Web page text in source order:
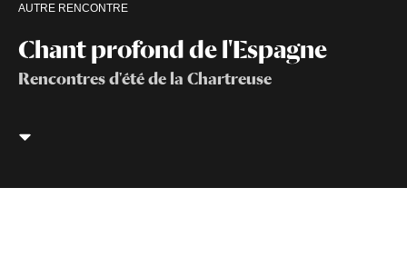
Chant profond de l'Espagne
Rencontres d'été de la Chartreuse
AUTRE RENCONTRE